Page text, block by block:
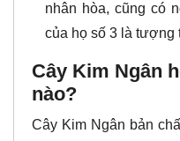
nhân hòa, cũng có
của họ số 3 là tượng
Cây Kim Ngân
nào?
Cây Kim Ngân bản